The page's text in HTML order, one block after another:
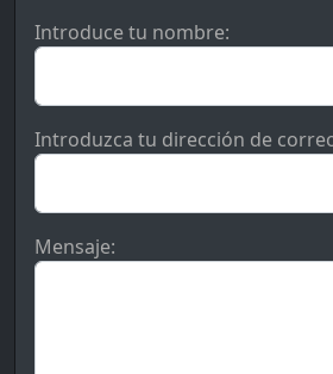
Introduce tu nombre:
Introduzca tu dirección de
Mensaje: